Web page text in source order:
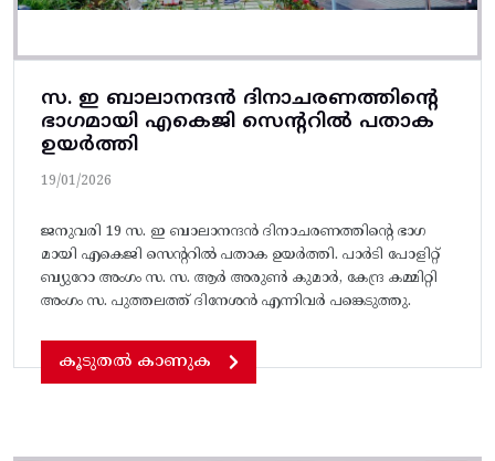
സ. ഇ ബാലാനന്ദൻ ദിനാചരണത്തിന്റെ
ഭാഗമായി എകെജി സെന്ററിൽ പതാക
ഉയർത്തി
19/01/2026
ജനുവരി 19 സ. ഇ ബാലാനന്ദൻ ദിനാചരണത്തിന്റെ ഭാഗ
മായി എകെജി സെന്ററിൽ പതാക ഉയർത്തി. പാർടി പോളിറ്റ്
ബ്യുറോ അംഗം സ. സ. ആർ അരുൺ കുമാർ, കേന്ദ്ര കമ്മിറ്റി
അംഗം സ. പുത്തലത്ത് ദിനേശൻ എന്നിവർ പങ്കെടുത്തു.
കൂടുതൽ കാണുക